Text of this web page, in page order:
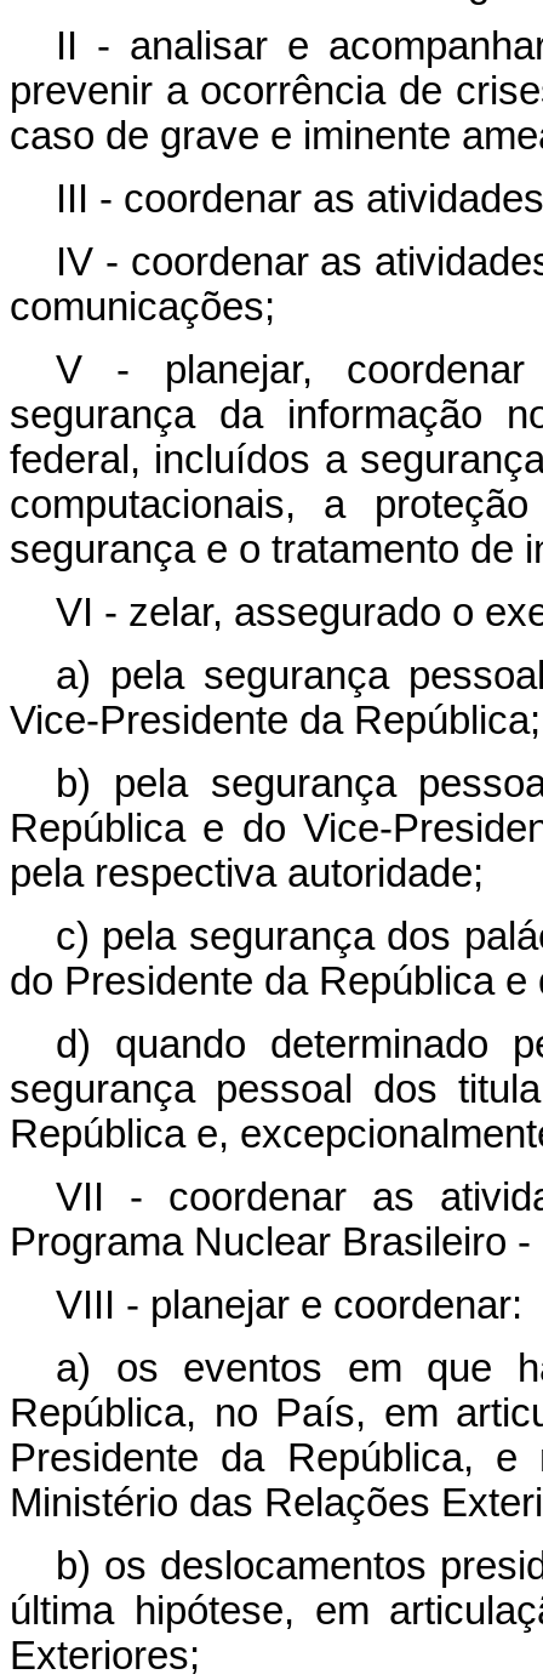
II - analisar e
prevenir a ocorrência de
caso de grave e iminente
III - coordenar as
IV - coordenar as
comunicações;
V - planejar,
segurança da informação
federal, incluídos a
computacionais, a
segurança e o tratamento de
VI - zelar, assegurado o
a) pela segurança
Vice-Presidente da República;
b) pela segurança
República e do Vice-
pela respectiva autoridade;
c) pela segurança dos
do Presidente da República
d) quando determinado
segurança pessoal dos
República e,
VII - coordenar as
Programa Nuclear Brasileiro
VIII - planejar e coordenar:
a) os eventos em que
República, no País, em
Presidente da República,
Ministério das Relações
b) os deslocamentos
última hipótese, em
Exteriores;